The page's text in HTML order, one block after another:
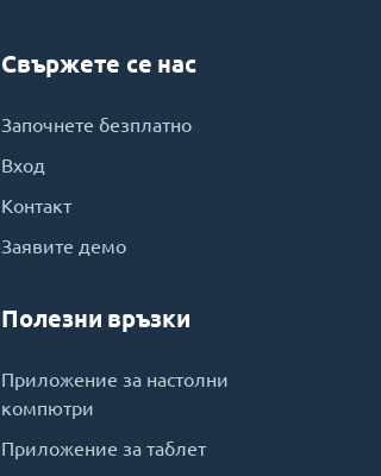
Свържете се нас
Започнете безплатно
Вход
Контакт
Заявите демо
Полезни връзки
Приложение за настолни
компютри
Приложение за таблет